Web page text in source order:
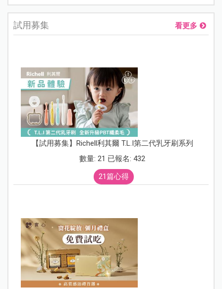
試用募集 看更多
【試用募集】Richell利其爾 T.L.I第二代乳牙刷系列
數量: 21 已報名: 432
21篇心得